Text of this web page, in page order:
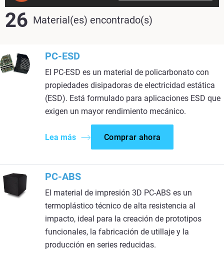
26 Material(es) encontrado(s)
PC-ESD
El PC-ESD es un material de policarbonato con
propiedades disipadoras de electricidad estática
(ESD). Está formulado para aplicaciones ESD que
exigen un mayor rendimiento mecánico.
Lea más Comprar ahora
PC-ABS
El material de impresión 3D PC-ABS es un
termoplástico técnico de alta resistencia al
impacto, ideal para la creación de prototipos
funcionales, la fabricación de utillaje y la
producción en series reducidas.